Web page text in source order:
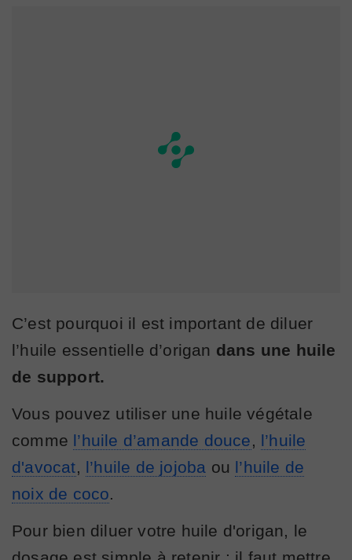
C’est pourquoi il est important de diluer
l’huile essentielle d’origan dans une huile
de support.
Vous pouvez utiliser une huile végétale
comme l’huile d’amande douce
l’huile
d'avocat
l’huile de jojoba ou l’huile de
noix de coco
Pour bien diluer votre huile d'origan, le